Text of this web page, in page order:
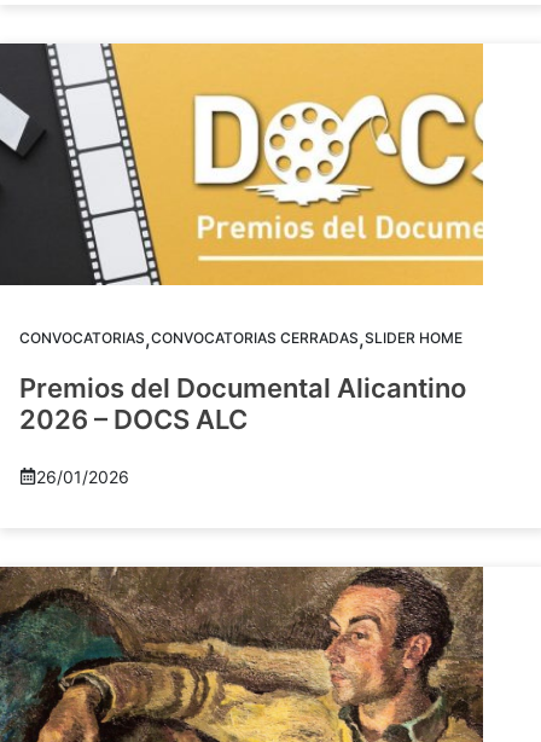
CONVOCATORIAS,CONVOCATORIAS CERRADAS,SLIDER HOME
Premios del Documental Alicantino
2026 – DOCS ALC
26/01/2026